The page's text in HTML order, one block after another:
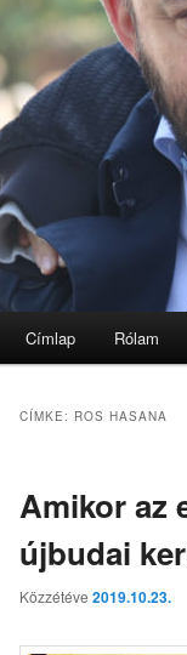
Címlap Rólam
CÍMKE: ROS HASANA
Amikor az
újbudai
Közzétéve 2019.10.23.